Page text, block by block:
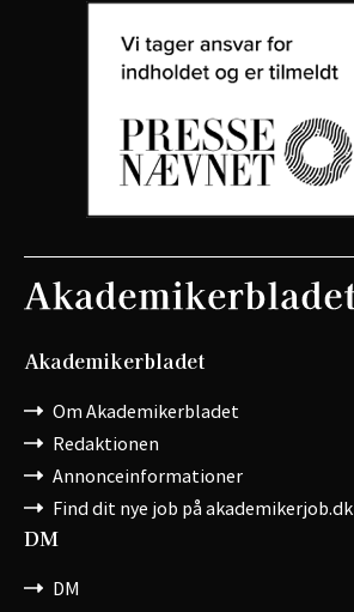
Akademikerbladet
Om Akademikerbladet
Redaktionen
Annonceinformationer
Find dit nye job på akademikerjob.dk
DM
DM